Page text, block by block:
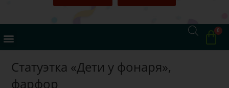
Статуэтка «Дети у фонаря»,
фарфор